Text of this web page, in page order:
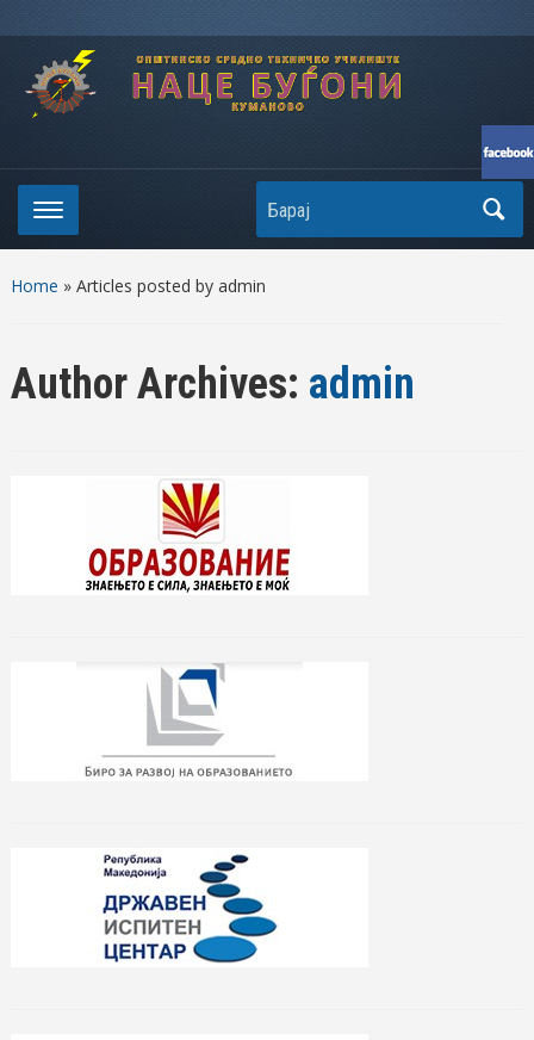
Search
Home » Articles posted by admin
Author Archives: admin